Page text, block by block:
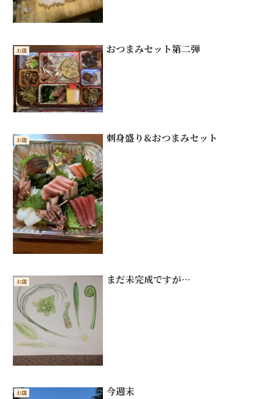
お店 おつまみセット第二弾
お店 刺身盛り&おつまみセット
お店 まだ未完成ですが…
お店 今週末